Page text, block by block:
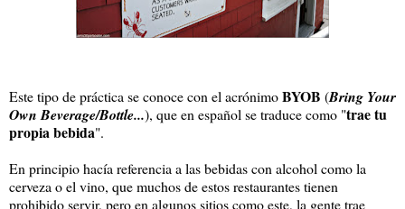
Este tipo de práctica se conoce con el acrónimoBYOB (Bring Your
Own Beverage/Bottle...), que en español se traduce como "trae tu
propia bebida".
En principio hacía referencia a las bebidas con alcohol como la
cerveza o el vino, que muchos de estos restaurantes tienen
prohibido servir, pero en algunos sitios como este, la gente trae